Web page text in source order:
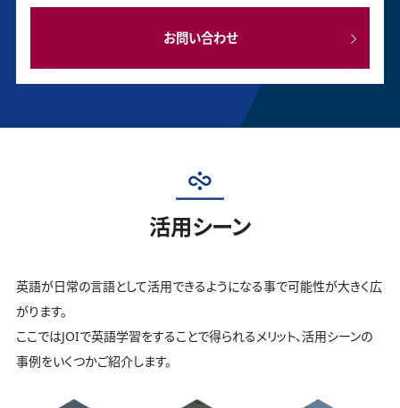
お問い合わせ
活用シーン
英語が日常の言語として活用できるようになる事で可能性が大きく広
がります。
ここではJOIで英語学習をすることで得られるメリット、活用シーンの
事例をいくつかご紹介します。